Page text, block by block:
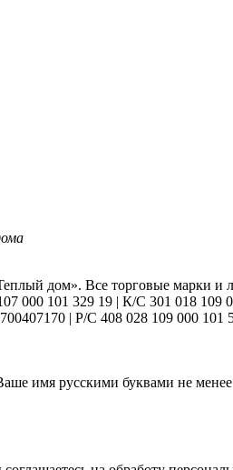
дом». Все торговые марки
000 101 329 19 | К/С 301 018
| Р/С 408 028 109 000
имя русскими буквами не